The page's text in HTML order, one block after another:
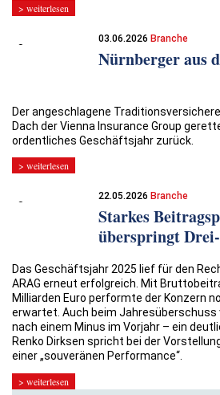
> weiterlesen
03.06.2026 Branche
Nürnberger aus
Der angeschlagene
Dach der Vienna Insurance Group
ordentliches Geschäftsjahr zurück.
> weiterlesen
22.05.2026 Branche
Starkes
überspringt
Das Geschäftsjahr 2025 lief für den
ARAG erneut erfolgreich. Mit
Milliarden Euro performte der Konzern
erwartet. Auch beim Jahresüberschuss
nach einem Minus im Vorjahr – ein
Renko Dirksen spricht bei der
einer „souveränen Performance“.
> weiterlesen